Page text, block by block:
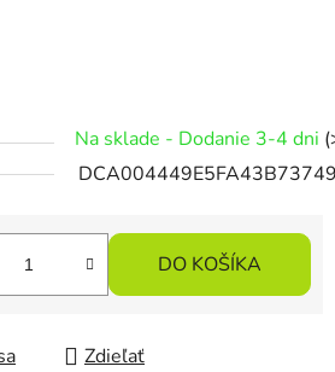
Na sklade - Dodanie 3-4 dni
DO KOŠÍKA
Zdieľať